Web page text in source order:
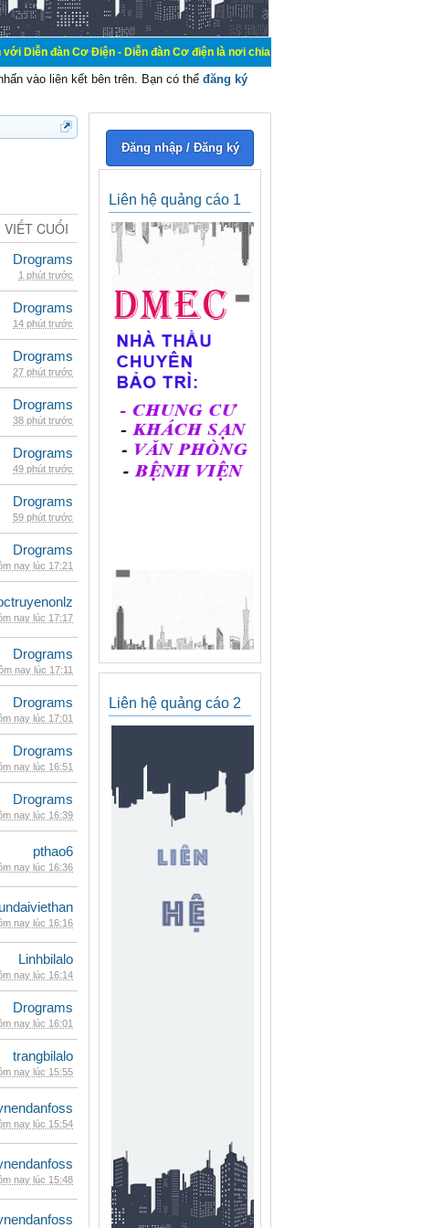
Cơ Điện - Diễn đàn Cơ điện là nơi chia sẽ kiến thức kinh nghiệm trong lãnh
vào liên kết bên trên. Bạn có thể đăng ký
VIẾT CUỐI
Drograms
1 phút trước
Drograms
14 phút trước
Drograms
27 phút trước
Drograms
38 phút trước
Drograms
49 phút trước
Drograms
59 phút trước
Drograms
nay lúc 17:21
nay lúc 17:17
Drograms
nay lúc 17:11
Drograms
nay lúc 17:01
Drograms
nay lúc 16:51
Drograms
nay lúc 16:39
pthao6
nay lúc 16:36
nay lúc 16:16
Linhbilalo
nay lúc 16:14
Drograms
nay lúc 16:01
trangbilalo
nay lúc 15:55
nay lúc 15:54
nay lúc 15:48
Đăng nhập / Đăng ký
Liên hệ quảng cáo 1
Liên hệ quảng cáo 2